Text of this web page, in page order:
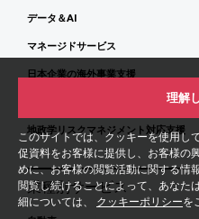
このサイトでは、クッキーを使用し
促資料をお客様に提供し、お客様の
めに、お客様の閲覧活動に関する情
閲覧し続けることによって、あなた
細については、 クッキーポリシーを
理解
データ＆AI
マネージドサービス
日本企業の海外事業支援
地政学リスクマネジメント対応支援
業種別サービス